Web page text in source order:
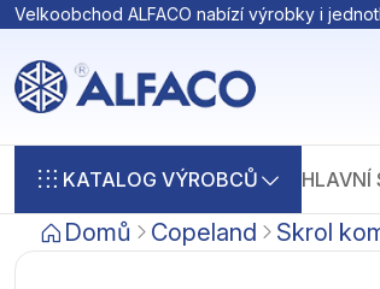
Velkoobchod ALFACO nabízí výrobky i
KATALOG VÝROBCŮ HLAVNÍ
Domů Copeland Skrol